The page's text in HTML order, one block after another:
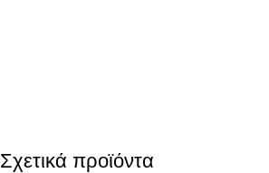
Σχετικά προϊόντα